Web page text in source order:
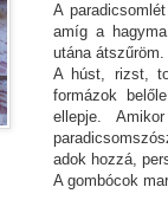
A
amíg a
utána
A húst, rizst,
formázok
ellepje.
adok hozzá,
A gombócok